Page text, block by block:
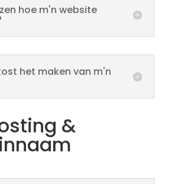
hoe m'n website
het maken van m'n
&